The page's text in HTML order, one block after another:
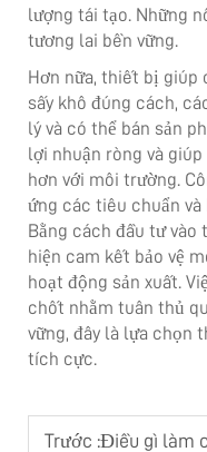
lượng tái tạo. Những
tương lai bền vững.
Hơn nữa, thiết bị giúp
sấy khô đúng cách,
lý và có thể bán sản
lợi nhuận ròng và
hơn với môi trường.
ứng các tiêu chuẩn
Bằng cách đầu tư
hiện cam kết bảo vệ
hoạt động sản xuất.
chốt nhằm tuân thủ
vững, đây là lựa chọn
tích cực.
Trước :Điều gì làm cho thiết bị